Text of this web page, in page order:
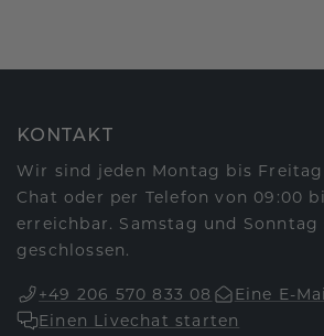
KONTAKT
Wir sind jeden Montag bis
Chat oder per Telefon von 09:00
erreichbar. Samstag und Sonntag
geschlossen.
+49 206 570 833 08
Eine E-
Einen Livechat starten